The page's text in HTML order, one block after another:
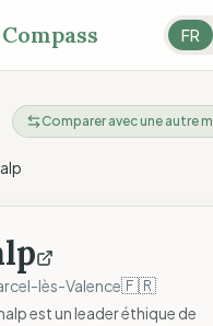
Compass FR
Comparer avec une autre
lès-Valence🇫🇷
est un leader éthique de